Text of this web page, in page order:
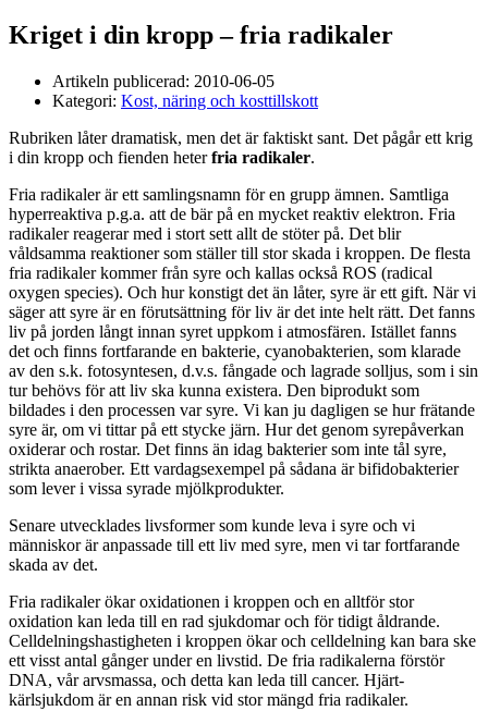
Kriget i din kropp – fria radikaler
Artikeln publicerad: 2010-06-05
Kategori: Kost, näring och kosttillskott
Rubriken låter dramatisk, men det är faktiskt sant. Det pågår ett krig
i din kropp och fienden heterfria radikaler.
Fria radikaler är ett samlingsnamn för en grupp ämnen. Samtliga
hyperreaktiva p.g.a. att de bär på en mycket reaktiv elektron. Fria
radikaler reagerar med i stort sett allt de stöter på. Det blir
våldsamma reaktioner som ställer till stor skada i kroppen. De flesta
fria radikaler kommer från syre och kallas också ROS (radical
oxygen species). Och hur konstigt det än låter, syre är ett gift. När vi
säger att syre är en förutsättning för liv är det inte helt rätt. Det fanns
liv på jorden långt innan syret uppkom i atmosfären. Istället fanns
det och finns fortfarande en bakterie, cyanobakterien, som klarade
av den s.k. fotosyntesen, d.v.s. fångade och lagrade solljus, som i sin
tur behövs för att liv ska kunna existera. Den biprodukt som
bildades i den processen var syre. Vi kan ju dagligen se hur frätande
syre är, om vi tittar på ett stycke järn. Hur det genom syrepåverkan
oxiderar och rostar. Det finns än idag bakterier som inte tål syre,
strikta anaerober. Ett vardagsexempel på sådana är bifidobakterier
som lever i vissa syrade mjölkprodukter.
Senare utvecklades livsformer som kunde leva i syre och vi
människor är anpassade till ett liv med syre, men vi tar fortfarande
skada av det.
Fria radikaler ökar oxidationen i kroppen och en alltför stor
oxidation kan leda till en rad sjukdomar och för tidigt åldrande.
Celldelningshastigheten i kroppen ökar och celldelning kan bara ske
ett visst antal gånger under en livstid. De fria radikalerna förstör
DNA, vår arvsmassa, och detta kan leda till cancer. Hjärt-
kärlsjukdom är en annan risk vid stor mängd fria radikaler.